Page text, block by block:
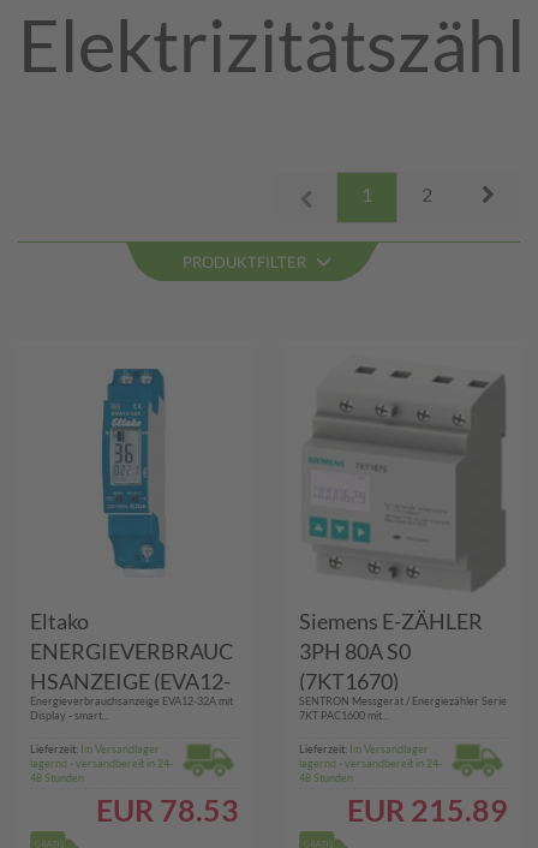
1 2
PRODUKTFILTER
Eltako
ENERGIEVERBRAUC
HSANZEIGE (EVA12-
32A)
Energieverbrauchsanzeige EVA12-32A mit
Display - smart...
Lieferzeit: Im Versandlager
lagernd - versandbereit in 24-
48 Stunden
EUR 78.53
Siemens E-ZÄHLER
3PH 80A S0
(7KT1670)
SENTRON Messgerät / Energiezähler Serie
7KT PAC1600 mit...
Lieferzeit: Im Versandlager
lagernd - versandbereit in 24-
48 Stunden
EUR 215.89